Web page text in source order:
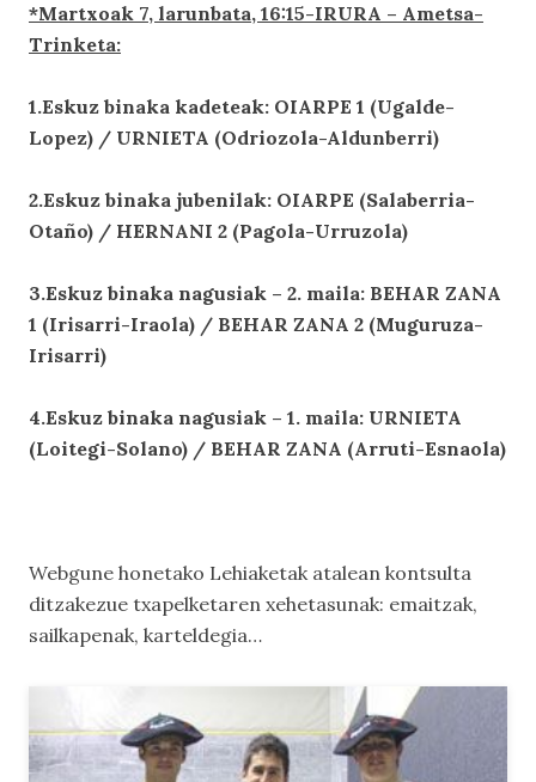
*Martxoak 7, larunbata, 16:15-IRURA – Ametsa-
Trinketa:
1.Eskuz binaka kadeteak: OIARPE 1 (Ugalde-
Lopez) / URNIETA (Odriozola-Aldunberri)
2.Eskuz binaka jubenilak: OIARPE (Salaberria-
Otaño) / HERNANI 2 (Pagola-Urruzola)
3.Eskuz binaka nagusiak – 2. maila: BEHAR ZANA
1 (Irisarri-Iraola) / BEHAR ZANA 2 (Muguruza-
Irisarri)
4.Eskuz binaka nagusiak – 1. maila: URNIETA
(Loitegi-Solano) / BEHAR ZANA (Arruti-Esnaola)
Webgune honetako Lehiaketakatalean kontsulta
ditzakezue txapelketaren xehetasunak: emaitzak,
sailkapenak, karteldegia…